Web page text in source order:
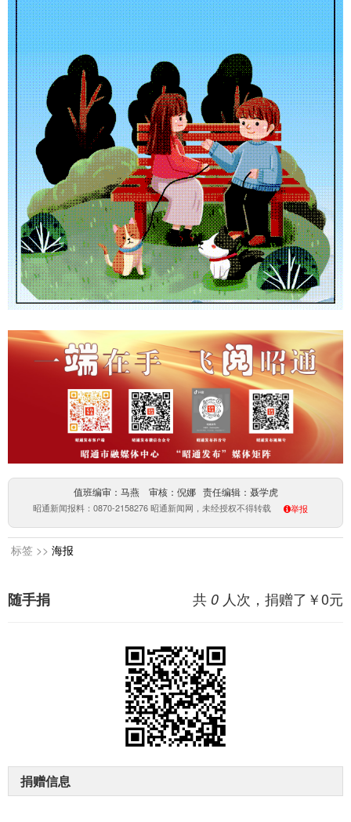
值班编审：马燕 审核：倪娜 责任编辑：聂学虎
昭通新闻报料：0870-2158276 昭通新闻网，未经授权不得转载 举报
标签 >> 海报
共 0 人次，捐赠了￥0元
随手捐
捐赠信息